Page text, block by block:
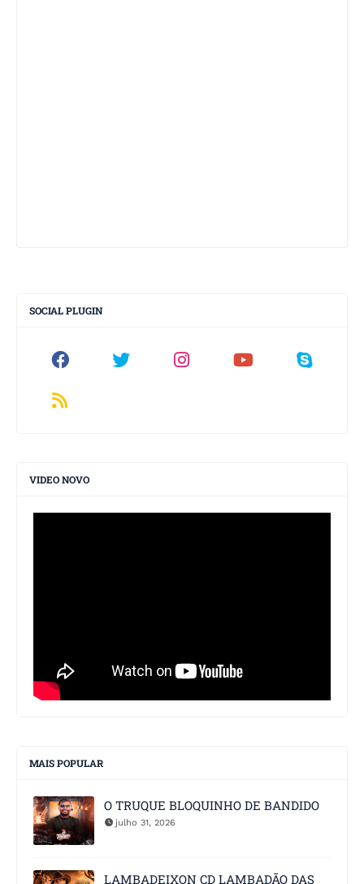
SOCIAL PLUGIN
VIDEO NOVO
MAIS POPULAR
O TRUQUE BLOQUINHO DE BANDIDO
julho 31, 2026
LAMBADEIXON CD LAMBADÃO DAS